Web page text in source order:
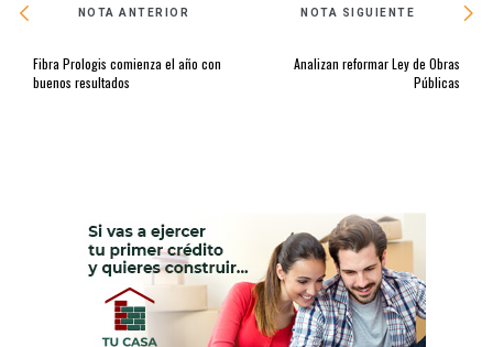
NOTA ANTERIOR
Fibra Prologis comienza el año con
buenos resultados
NOTA SIGUIENTE
Analizan reformar Ley de Obras
Públicas